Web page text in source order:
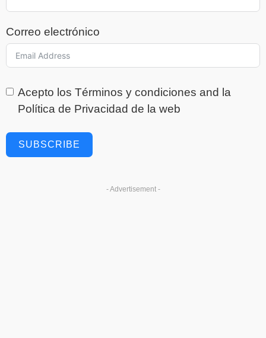
Correo electrónico
Acepto los Términos y condiciones and la
Política de Privacidad de la web
SUBSCRIBE
- Advertisement -